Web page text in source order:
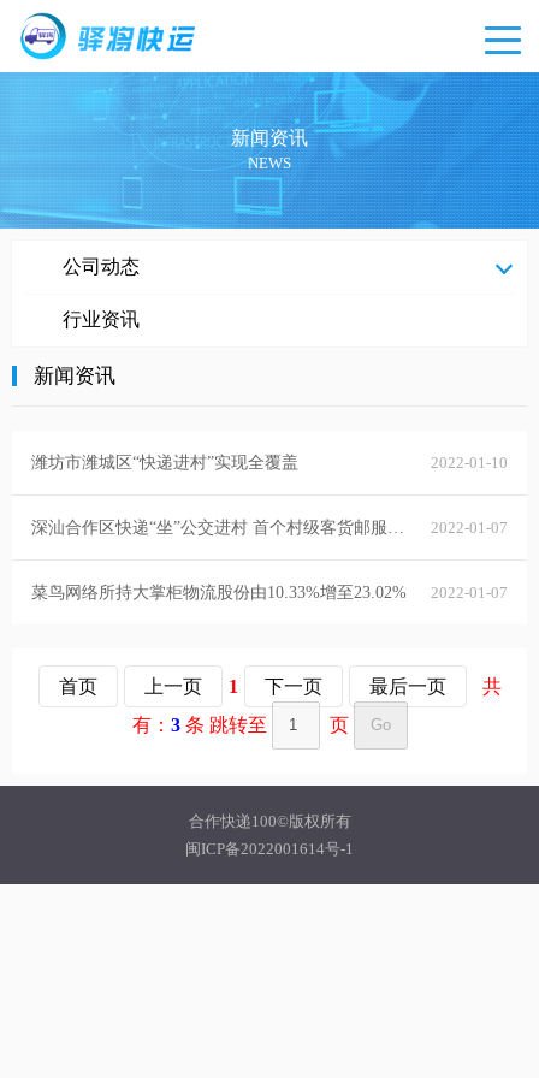
新闻资讯
NEWS
资讯
公司动态
行业资讯
新闻资讯
潍坊市潍城区“快递进村”实现全覆盖 2022-01-10
2022-01-07
菜鸟网络所持大掌柜物流股份由10.33%增至23.02% 2022-01-07
首页 上一页 1 下一页 最后一页
共
有： 3条 跳转至 页
合作快递100©版权所有
闽ICP备2022001614号-1